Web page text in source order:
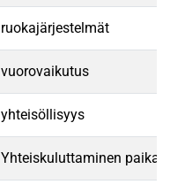
ruokajärjestelmät
vuorovaikutus
yhteisöllisyys
Yhteiskuluttaminen